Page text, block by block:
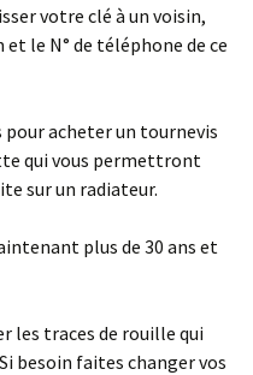
votre clé à un voisin,
et le N° de téléphone de ce
pour acheter un tournevis
qui vous permettront
sur un radiateur.
plus de 30 ans et
les traces de rouille qui
besoin faites changer vos